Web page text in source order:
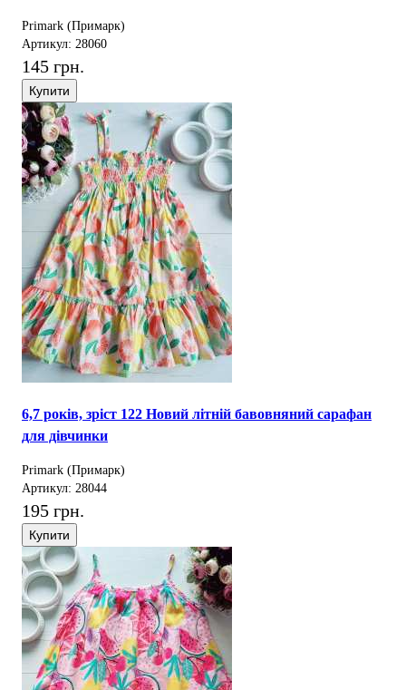
Primark (Примарк)
Артикул: 28060
145 грн.
Купити
6,7 років, зріст 122 Новий літній бавовняний сарафан
для дівчинки
Primark (Примарк)
Артикул: 28044
195 грн.
Купити